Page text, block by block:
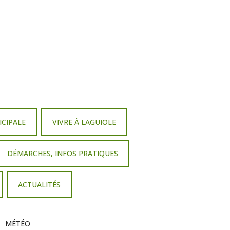
VIVRE À LAGUIOLE
DÉMARCHES, INFOS PRATIQUES
ACTUALITÉS
MÉTÉO